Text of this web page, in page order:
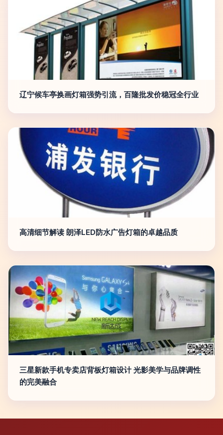
辽宁候车亭换画灯箱强势引流，百隆批发价稳冠全行业
高清细节解读 朗泽LED防水广告灯箱的卓越品质
三星新款手机专卖店背板灯箱设计 光影美学与品牌调性
的完美融合